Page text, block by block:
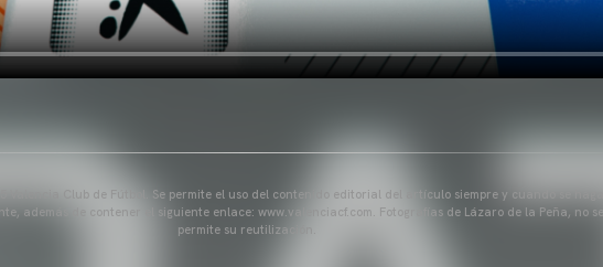
Valencia Club de Fútbol. Se permite el uso del contenido editorial del artículo siempre y cuando se haga
además de contener el siguiente enlace: www.valenciacf.com. Fotografías de Lázaro de la Peña, no se
permite su reutilización.